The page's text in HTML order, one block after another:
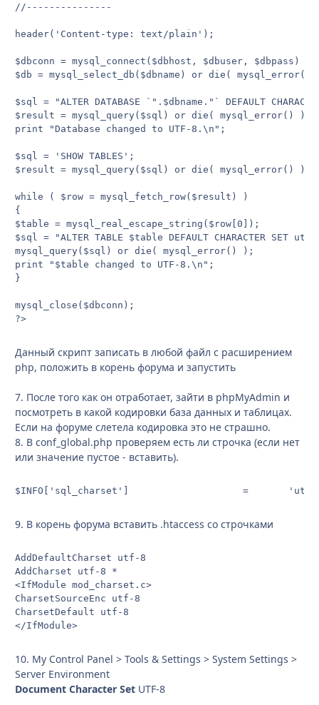
//---------------
header('Content-type: text/plain');
$dbconn = mysql_connect($dbhost, $dbuser,
$db = mysql_select_db($dbname) or die( mysql_error()
$sql = "ALTER DATABASE `".$dbname."` DEFAULT
$result = mysql_query($sql) or die( mysql_error() );
print "Database changed to UTF-8.\n";
$sql = 'SHOW TABLES';
$result = mysql_query($sql) or die( mysql_error() );
while ( $row = mysql_fetch_row($result) )
{
$table = mysql_real_escape_string($row[0]);
$sql = "ALTER TABLE $table DEFAULT CHARACTER SET
mysql_query($sql) or die( mysql_error() );
print "$table changed to UTF-8.\n";
}
mysql_close($dbconn);
?>
Данный скрипт записать в любой файл с расширением
php, положить в корень форума и запустить
7. После того как он отработает, зайти в phpMyAdmin и
посмотреть в какой кодировки база данных и таблицах.
Если на форуме слетела кодировка это не страшно.
8. В conf_global.php проверяем есть ли строчка (если нет
или значение пустое - вставить).
$INFO['sql_charset']                    =
9. В корень форума вставить .htaccess со строчками
AddDefaultCharset utf-8
AddCharset utf-8 *
<IfModule mod_charset.c>
CharsetSourceEnc utf-8
CharsetDefault utf-8
</IfModule>
10. My Control Panel > Tools & Settings > System Settings >
Server Environment
Document Character Set UTF-8